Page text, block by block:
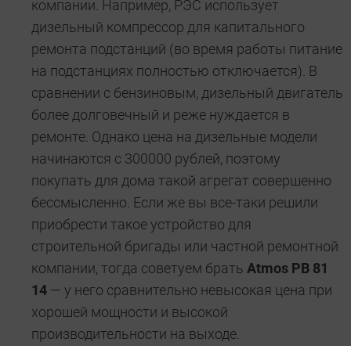
компании. Например, РЭС использует
дизельный компрессор для капитального
ремонта подстанций (во время работы питание
на подстанциях полностью отключается). В
сравнении с бензиновым, дизельный двигатель
более долговечный и реже нуждается в
ремонте. Однако цена на дизельные модели
начинаются с 300000 рублей, поэтому
покупать для дома такой агрегат совершенно
бессмысленно. Если же вы все-таки решили
приобрести такое устройство для
строительной бригады или частной ремонтной
компании, тогда советуем брать Atmos PB 81
14 — у него сравнительно невысокая цена при
хорошей мощности и высокой
производительности на выходе.